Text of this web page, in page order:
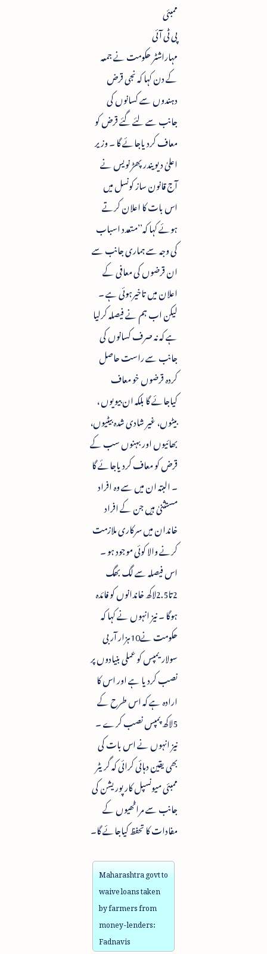
ممبئی
پی ٹی آئی
مہاراشٹر حکومت نے جمعہ
کے دن کہا کہ نجی قرض
دہندوں سے کسانوں کی
جانب سے لئے گئے قرض کو
معاف کردیاجائے گا ۔ وزیر
اعلیٰ دیویندر پھڑ نویس نے
آج قانون ساز کونسل میں
اس بات کا اعلان کرتے
ہوئے کہا کہ’’متعدد اسباب
کی وجہ سے ہماری جانب سے
ان قرضوں کی معافی کے
اعلان میں تاخیرہوئی ہے ۔
لیکن اب ہم نے فیصلہ کرلیا
ہے کہ نہ صرف کسانوں کی
جانب سے راست حاصل
کردہ قرضوں خو معاف
کیاجائے گا بلکہ ان بیویوں ،
بیٹوں، غیر شادی شدہ بیٹیوں،
بھائیوں اور بہنوں سب کے
قرض کو معاف کردیاجائے گا
۔ البتہ ان میں سے وہ افراد
مستثنیٰ ہیں جن کے افراد
خاندان میں سرکاری ملازمت
کرنے والا کوئی موجود ہو ۔
اس فیصلہ سے لگ بھگ
2تا2.5لاکھ خاندانوں کو فائدہ
ہوگا ۔ نیز انہوں نے کہا کہ
حکومت نے10ہزار آر بی
سولاریمپس کو عملی بنیادوں پر
نصب کردیا ہے اور اس کا
ارادہ ہے کہ اس طرح کے
5لاکھ پمپس نصب کرے ۔
نیز انہوں نے اس بات کی
بھی یقین دہائی کرائی کہ گریٹر
ممبئی میونسپل کارپوریشن کی
جانب سے مراٹھیوں کے
مفادات کا تحفظ کیاجائے گا۔
Maharashtra govt to
waive loans taken
by farmers from
money-lenders:
Fadnavis